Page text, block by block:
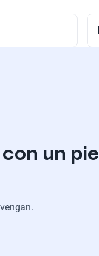
un pie